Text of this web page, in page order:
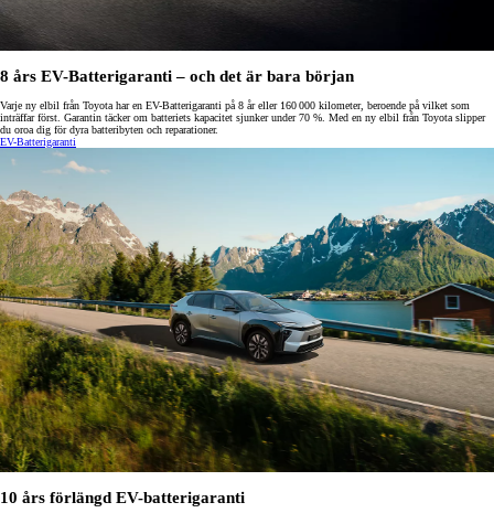
8 års EV-Batterigaranti – och det är bara början
Varje ny elbil från Toyota har en EV-Batterigaranti på 8 år eller 160 000 kilometer, beroende på vilket som
inträffar först. Garantin täcker om batteriets kapacitet sjunker under 70 %. Med en ny elbil från Toyota slipper
du oroa dig för dyra batteribyten och reparationer.
EV-Batterigaranti
10 års förlängd EV-batterigaranti